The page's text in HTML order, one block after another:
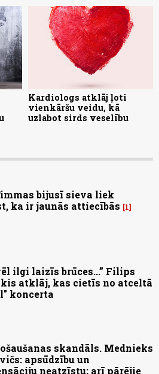
Kardiologs atklāj ļoti
vienkāršu veidu, kā
uzlabot sirds veselību
bijusī sieva liek
ka ir jaunās attiecībās
1
ilgi laizīs brūces...” Filips
atklāj, kas cietīs no atceltā
koncerta
skandāls. Mednieks
apsūdzību un
neatzīstu; arī pārējie